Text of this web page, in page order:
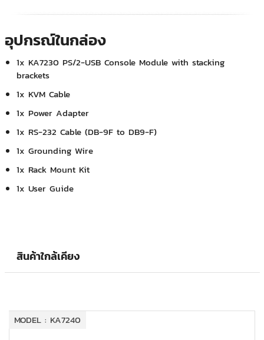
อุปกรณ์ในกล่อง
1x KA7230 PS/2-USB Console Module with stacking
brackets
1x KVM Cable
1x Power Adapter
1x RS-232 Cable (DB-9F to DB9-F)
1x Grounding Wire
1x Rack Mount Kit
1x User Guide
สินค้าใกล้เคียง
MODEL : KA7240